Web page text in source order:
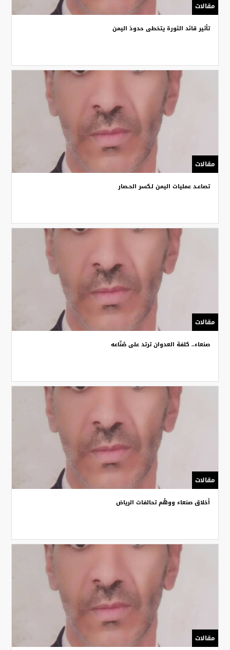
مقالات
تأثير قائد الثورة يتخطى حدودَ اليمن
مقالات
تصاعـد عمليات اليمن لـكسر الحـصار
مقالات
صنعاء.. كلفة العدوان ترتد على صُنّاعه
مقالات
أخلاق صنعاء ووهْم تحالفات الرياض
مقالات